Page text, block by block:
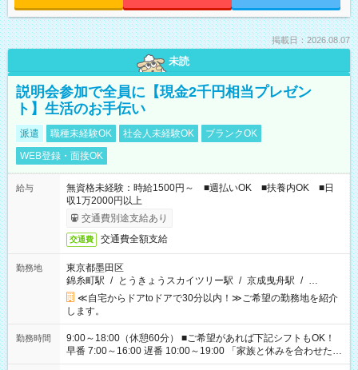
掲載日：2026.08.07
未読
説明会参加で全員に【現金2千円相当プレゼン
ト】生活のお手伝い
派遣 職種未経験OK 社会人未経験OK
ブランクOK
WEB登録・面接OK
給与
無資格未経験：時給1500円～ ■週払いOK ■扶養内OK ■日
収1万2000円以上
交通費別途支給あり
交通費 交通費全額支給
勤務地
東京都墨田区
錦糸町駅 / とうきょうスカイツリー駅 / 京成曳舟駅 / …
≪自宅からドアtoドアで30分以内！≫ご希望の勤務地を紹介
します。
勤務時間
9:00～18:00（休憩60分） ■ご希望があれば下記シフトもOK！
早番 7:00～16:00 遅番 10:00～19:00 「家族と休みを合わせた
い」 「余裕を持って夕飯の準備がしたい」 「できれば残業はし